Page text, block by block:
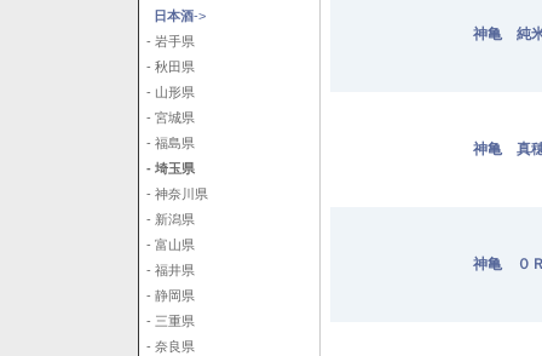
日本酒->
- 岩手県
- 秋田県
- 山形県
- 宮城県
- 福島県
- 埼玉県
- 神奈川県
- 新潟県
- 富山県
- 福井県
- 静岡県
- 三重県
- 奈良県
神亀 純
神亀 真
神亀 ０